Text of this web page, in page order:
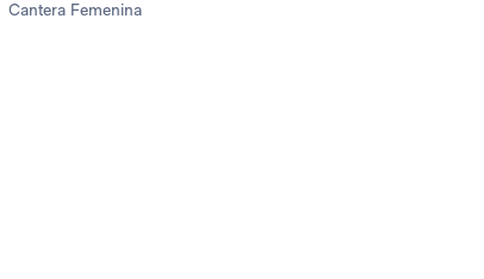
Cantera Femenina